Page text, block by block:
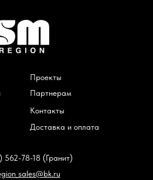
Контакты
Партнерам
Проекты
Доставка и оплата
562-78-18 (Гранит)